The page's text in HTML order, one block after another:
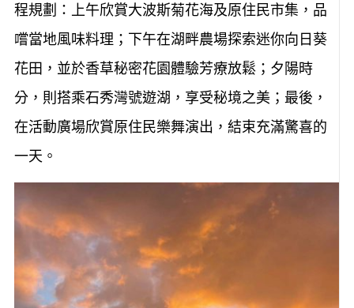
程規劃：上午欣賞大波斯菊花海及原住民市集，品
嚐當地風味料理；下午在湖畔農場探索迷你向日葵
花田，並於香草秘密花園體驗芳療放鬆；夕陽時
分，則搭乘石秀灣號遊湖，享受秘境之美；最後，
在活動廣場欣賞原住民樂舞演出，結束充滿驚喜的